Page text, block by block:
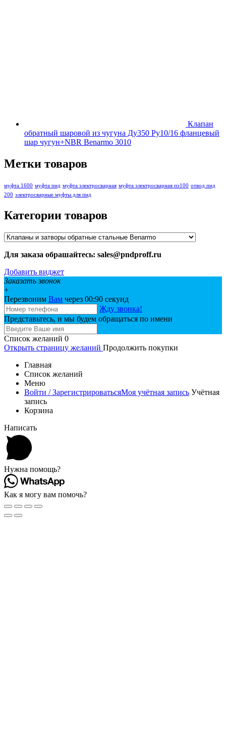
Клапан
обратный шаровой из чугуна Ду350 Ру10/16 фланцевый
шар чугун+NBR Benarmo 3010
Метки товаров
муфта 1600 муфта пнд муфта электросварная муфта электросварная пэ100 отвод пнд
200 электросварные муфты для пнд
Категории товаров
Для заказа обрашайтесь: sales@pndproff.ru
Добавить виджет
Заказать звонок
+
Перезвоним Вам через 00:90 секунд
Жду звонка!
Представьтесь, и мы будем обращаться по имени
Список желаний 0
Открыть страницу желаний Продолжить покупки
Главная
Список желаний
Меню
Войти / ЗарегистрироватьсяМоя учётная запись Учётная
запись
Корзина
Написать
Нужна помощь?
Как я могу вам помочь?